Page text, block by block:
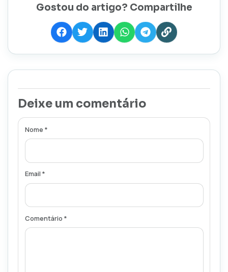
Gostou do artigo? Compartilhe
Deixe um comentário
Nome *
Email *
Comentário *